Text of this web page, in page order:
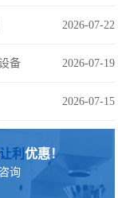
2026-07-22
2026-07-19
备
2026-07-15
让利 优惠！
询